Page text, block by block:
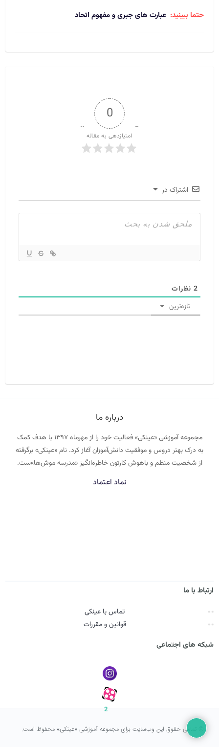
حتما ببینید: عبارت های جبری و مفهوم اتحاد
0
امتیازدهی به مقاله
اشتراک در
2 نظرات
تازه‌ترین
درباره ما
مجموعه آموزشی «عینکی» فعالیت خود را از مهرماه ۱۳۹۷ با هدف کمک
به درک بهتر دروس و موفقیت دانش‌آموزان آغاز کرد. نام «عینکی» برگرفته
از شخصیت منظم و باهوش کارتون خاطره‌انگیز «مدرسه موش‌ها»ست.
نماد اعتماد
ارتباط با ما
تماس با عینکی
قوانین و مقررات
شبکه های اجتماعی
© تمامی حقوق این وب‌سایت برای مجموعه آموزشی «عینکی» محفوظ است.
2